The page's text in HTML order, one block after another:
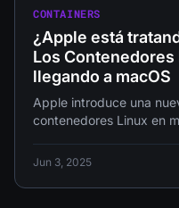
CONTAINERS
¿Apple está
Los
llegando a macOS
Apple introduce una
contenedores Linux en
el futuro de la
Jun 3, 2025